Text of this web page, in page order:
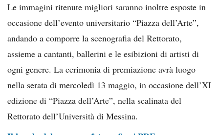
Le immagini ritenute migliori saranno inoltre esposte in
occasione dell’evento universitario “Piazza dell’Arte”,
andando a comporre la scenografia del Rettorato,
assieme a cantanti, ballerini e le esibizioni di artisti di
ogni genere. La cerimonia di premiazione avrà luogo
nella serata di mercoledì 13 maggio, in occasione dell’XI
edizione di “Piazza dell’Arte”, nella scalinata del
Rettorato dell’Università di Messina.